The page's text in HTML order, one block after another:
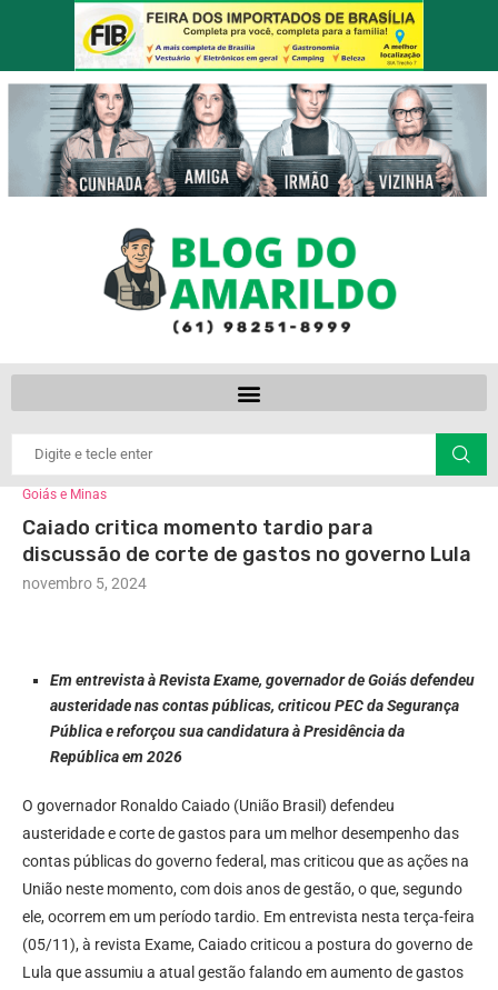
Goiás e Minas
Caiado critica momento tardio para
discussão de corte de gastos no governo Lula
novembro 5, 2024
Em entrevista à Revista Exame, governador de Goiás defendeu
austeridade nas contas públicas, criticou PEC da Segurança
Pública e reforçou sua candidatura à Presidência da
República em 2026
O governador Ronaldo Caiado (União Brasil) defendeu
austeridade e corte de gastos para um melhor desempenho das
contas públicas do governo federal, mas criticou que as ações na
União neste momento, com dois anos de gestão, o que, segundo
ele, ocorrem em um período tardio. Em entrevista nesta terça-feira
(05/11), à revista Exame, Caiado criticou a postura do governo de
Lula que assumiu a atual gestão falando em aumento de gastos